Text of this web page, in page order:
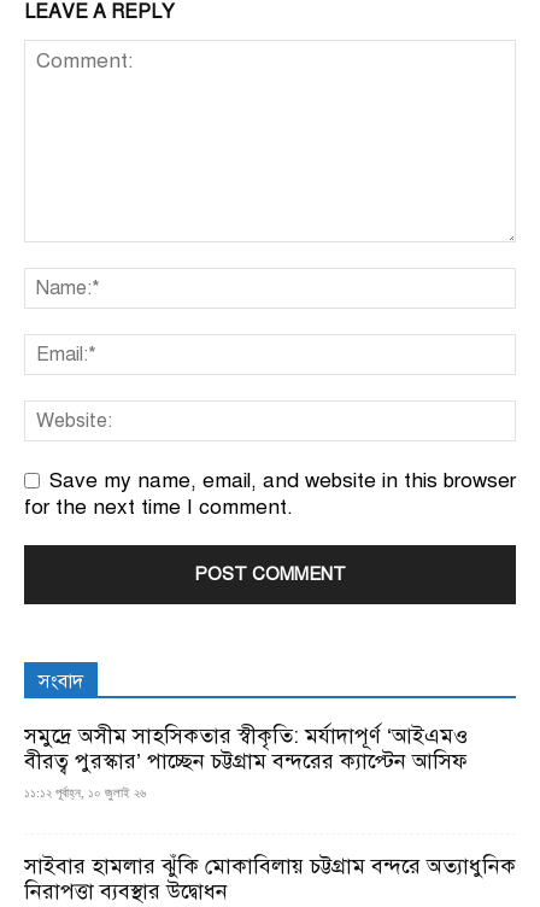
LEAVE A REPLY
Save my name, email, and website in this browser
for the next time I comment.
সংবাদ
সমুদ্রে অসীম সাহসিকতার স্বীকৃতি: মর্যাদাপূর্ণ ‘আইএমও
বীরত্ব পুরস্কার’ পাচ্ছেন চট্টগ্রাম বন্দরের ক্যাপ্টেন আসিফ
১১:১২ পূর্বাহ্ন, ১০ জুলাই ২৬
সাইবার হামলার ঝুঁকি মোকাবিলায় চট্টগ্রাম বন্দরে অত্যাধুনিক
নিরাপত্তা ব্যবস্থার উদ্বোধন